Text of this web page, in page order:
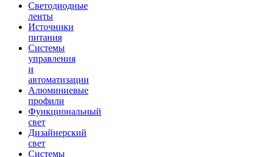
Светодиодные
ленты
Источники
питания
Системы
управления
и
автоматизации
Алюминиевые
профили
Функциональный
свет
Дизайнерский
свет
Системы